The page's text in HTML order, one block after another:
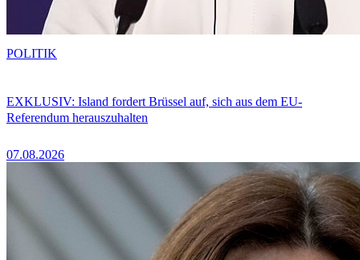
EXKLUSIV: Island fordert Brüssel auf, sich aus dem EU-
Referendum herauszuhalten
07.08.2026
POLITIK